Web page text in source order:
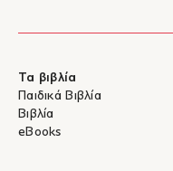
Τα βιβλία
Παιδικά Βιβλία
Βιβλία
eBooks